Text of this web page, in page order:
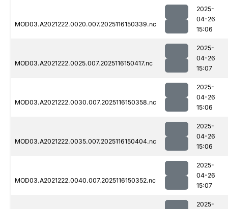
MOD03.A2021222.0020.007.2025116150339.nc
2025-
04-26
15:06
MOD03.A2021222.0025.007.2025116150417.nc
2025-
04-26
15:07
MOD03.A2021222.0030.007.2025116150358.nc
2025-
04-26
15:06
MOD03.A2021222.0035.007.2025116150404.nc
2025-
04-26
15:06
MOD03.A2021222.0040.007.2025116150352.nc
2025-
04-26
15:07
2025-